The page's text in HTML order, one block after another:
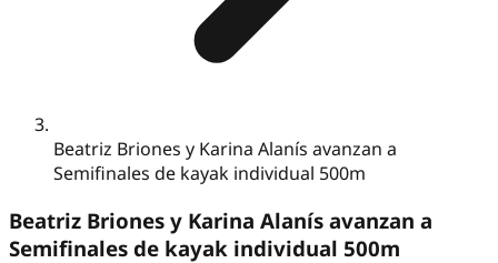
Beatriz Briones y Karina Alanís avanzan a
Semifinales de kayak individual 500m
Beatriz Briones y Karina Alanís avanzan a
Semifinales de kayak individual 500m